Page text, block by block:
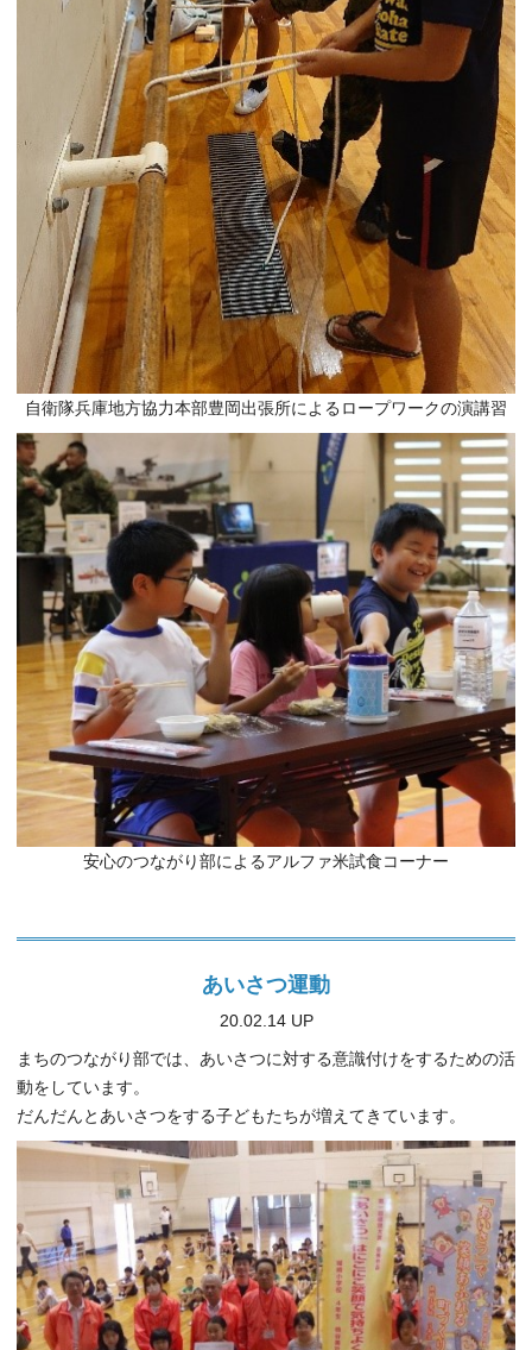
自衛隊兵庫地方協力本部豊岡出張所によるロープワークの演講習
安心のつながり部によるアルファ米試食コーナー
あいさつ運動
20.02.14 UP
まちのつながり部では、あいさつに対する意識付けをするための活
動をしています。
だんだんとあいさつをする子どもたちが増えてきています。